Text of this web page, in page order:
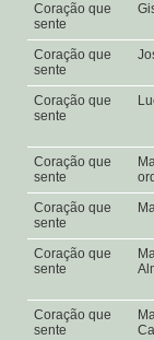
Coração que
sente
Coração que
sente
Coração que
sente
Coração que
sente
Coração que
sente
Coração que
sente
Coração que
sente